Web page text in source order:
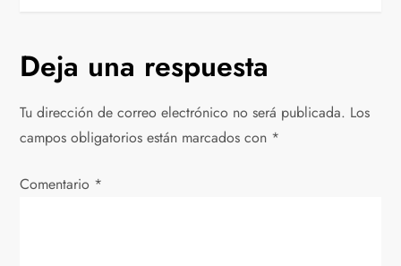
g
a
c
i
Deja una respuesta
Tu dirección de correo electrónico no será publicada. Los
campos obligatorios están marcados con *
Comentario *